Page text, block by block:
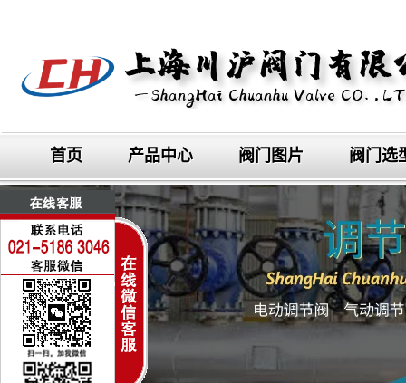
首页 产品中心 阀门图片 阀门选